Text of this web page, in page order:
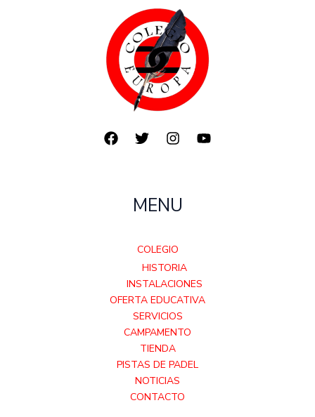
MENU
COLEGIO
HISTORIA
INSTALACIONES
OFERTA EDUCATIVA
SERVICIOS
CAMPAMENTO
TIENDA
PISTAS DE PADEL
NOTICIAS
CONTACTO